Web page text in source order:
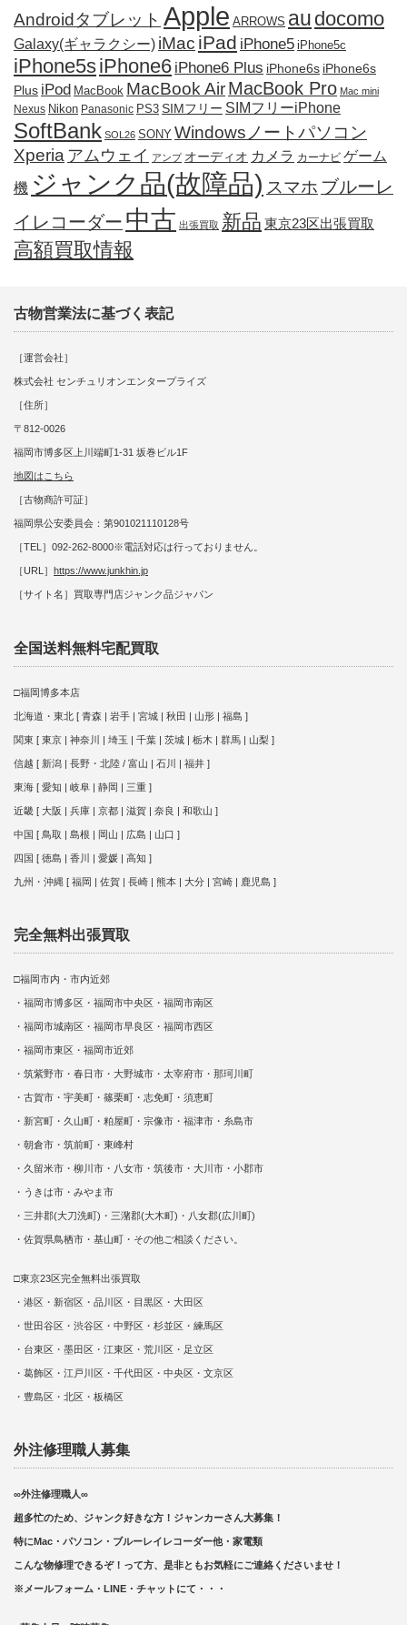
Androidタブレット Apple ARROWS au docomo
Galaxy(ギャラクシー) iMac iPad iPhone5 iPhone5c
iPhone5siPhone6 iPhone6 Plus iPhone6s iPhone6s
Plus iPod MacBook MacBook AirMacBook Pro Mac mini
Nexus Nikon Panasonic PS3 SIMフリー SIMフリーiPhone
SoftBank SOL26 SONY Windowsノートパソコン
Xperia アムウェイ アンプ オーディオ カメラ カーナビ ゲーム
機 ジャンク品(故障品) スマホ ブルーレ
イレコーダー 中古 出張買取 新品 東京23区出張買取
高額買取情報
古物営業法に基づく表記
［運営会社］
株式会社 センチュリオンエンタープライズ
［住所］
〒812-0026
福岡市博多区上川端町1-31 坂巻ビル1F
地図はこちら
［古物商許可証］
福岡県公安委員会：第901021110128号
［TEL］092-262-8000※電話対応は行っておりません。
［URL］ https://www.junkhin.jp
［サイト名］買取専門店ジャンク品ジャパン
全国送料無料宅配買取
□福岡博多本店
北海道・東北 [ 青森 | 岩手 | 宮城 | 秋田 | 山形 | 福島 ]
関東 [ 東京 | 神奈川 | 埼玉 | 千葉 | 茨城 | 栃木 | 群馬 | 山梨 ]
信越 [ 新潟 | 長野・北陸 / 富山 | 石川 | 福井 ]
東海 [ 愛知 | 岐阜 | 静岡 | 三重 ]
近畿 [ 大阪 | 兵庫 | 京都 | 滋賀 | 奈良 | 和歌山 ]
中国 [ 鳥取 | 島根 | 岡山 | 広島 | 山口 ]
四国 [ 徳島 | 香川 | 愛媛 | 高知 ]
九州・沖縄 [ 福岡 | 佐賀 | 長崎 | 熊本 | 大分 | 宮崎 | 鹿児島 ]
完全無料出張買取
□福岡市内・市内近郊
・福岡市博多区・福岡市中央区・福岡市南区
・福岡市城南区・福岡市早良区・福岡市西区
・福岡市東区・福岡市近郊
・筑紫野市・春日市・大野城市・太宰府市・那珂川町
・古賀市・宇美町・篠栗町・志免町・須恵町
・新宮町・久山町・粕屋町・宗像市・福津市・糸島市
・朝倉市・筑前町・東峰村
・久留米市・柳川市・八女市・筑後市・大川市・小郡市
・うきは市・みやま市
・三井郡(大刀洗町)・三潴郡(大木町)・八女郡(広川町)
・佐賀県鳥栖市・基山町・その他ご相談ください。
□東京23区完全無料出張買取
・港区・新宿区・品川区・目黒区・大田区
・世田谷区・渋谷区・中野区・杉並区・練馬区
・台東区・墨田区・江東区・荒川区・足立区
・葛飾区・江戸川区・千代田区・中央区・文京区
・豊島区・北区・板橋区
外注修理職人募集
∞外注修理職人∞
超多忙のため、ジャンク好きな方！ジャンカーさん大募集！
特にMac・パソコン・ブルーレイレコーダー他・家電類
こんな物修理できるぞ！って方、是非ともお気軽にご連絡くださいませ！
※メールフォーム・LINE・チャットにて・・・